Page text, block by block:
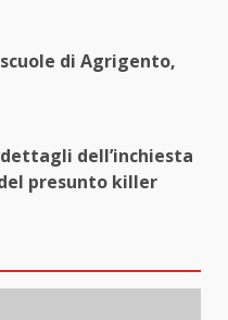
di Agrigento,
dell’inchiesta
presunto killer